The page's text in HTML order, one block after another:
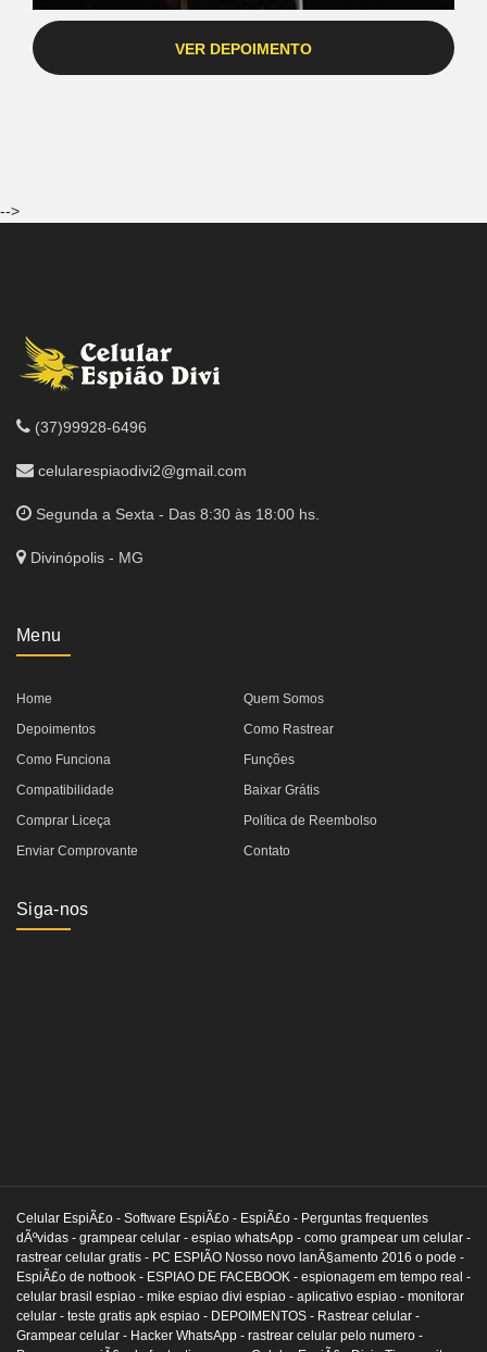
VER DEPOIMENTO
-->
(37)99928-6496
celularespiaodivi2@gmail.com
Segunda a Sexta - Das 8:30 às 18:00 hs.
Divinópolis - MG
Menu
Home
Quem Somos
Depoimentos
Como Rastrear
Como Funciona
Funções
Compatibilidade
Baixar Grátis
Comprar Liceça
Política de Reembolso
Enviar Comprovante
Contato
Siga-nos
Celular EspiÃ£o - Software EspiÃ£o - EspiÃ£o - Perguntas frequentes
dÃºvidas - grampear celular - espiao whatsApp - como grampear um celular -
rastrear celular gratis - PC ESPIÃO Nosso novo lanÃ§amento 2016 o pode -
EspiÃ£o de notbook - ESPIAO DE FACEBOOK - espionagem em tempo real -
celular brasil espiao - mike espiao divi espiao - aplicativo espiao - monitorar
celular - teste gratis apk espiao - DEPOIMENTOS - Rastrear celular -
Grampear celular - Hacker WhatsApp - rastrear celular pelo numero -